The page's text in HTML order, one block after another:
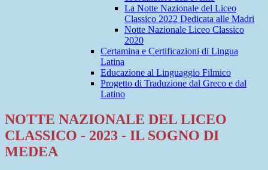
La Notte Nazionale del Liceo
Classico 2022 Dedicata alle Madri
Notte Nazionale Liceo Classico
2020
Certamina e Certificazioni di Lingua
Latina
Educazione al Linguaggio Filmico
Progetto di Traduzione dal Greco e dal
Latino
NOTTE NAZIONALE DEL LICEO
CLASSICO - 2023 - IL SOGNO DI
MEDEA